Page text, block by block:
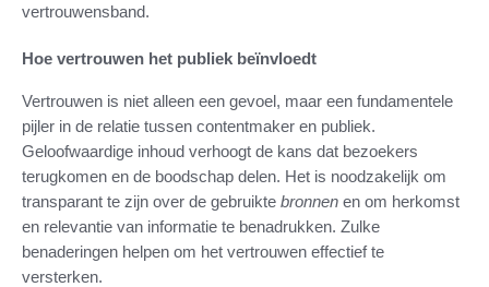
vertrouwensband.
Hoe vertrouwen het publiek beïnvloedt
Vertrouwen is niet alleen een gevoel, maar een fundamentele
pijler in de relatie tussen contentmaker en publiek.
Geloofwaardige inhoud verhoogt de kans dat bezoekers
terugkomen en de boodschap delen. Het is noodzakelijk om
transparant te zijn over de gebruikte bronnen en om herkomst
en relevantie van informatie te benadrukken. Zulke
benaderingen helpen om het vertrouwen effectief te
versterken.